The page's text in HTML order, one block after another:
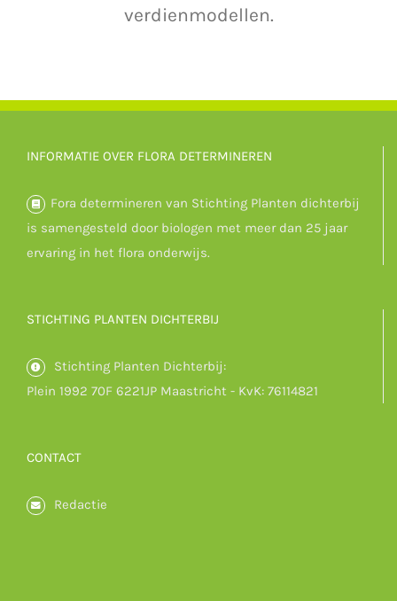
verdienmodellen.
INFORMATIE OVER FLORA DETERMINEREN
Fora determineren van Stichting Planten dichterbij
is samengesteld door biologen met meer dan 25 jaar
ervaring in het flora onderwijs.
STICHTING PLANTEN DICHTERBIJ
Stichting Planten Dichterbij:
Plein 1992 70F 6221JP Maastricht - KvK: 76114821
CONTACT
Redactie